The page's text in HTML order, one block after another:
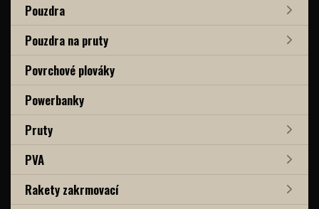
Pouzdra
Pouzdra na pruty
Povrchové plováky
Powerbanky
Pruty
PVA
Rakety zakrmovací